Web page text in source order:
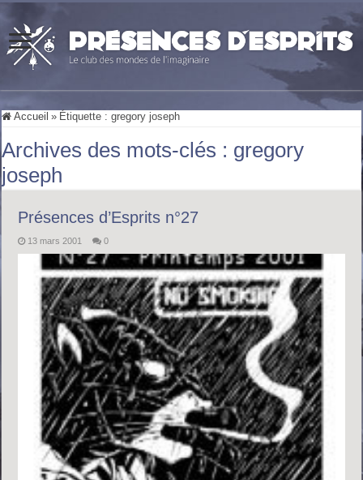
Accueil » Étiquette :gregory joseph
Archives des mots-clés : gregory
joseph
Présences d’Esprits n°27
13 mars 2001 0